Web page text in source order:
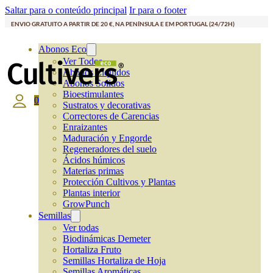
Saltar para o conteúdo principal Ir para o footer
ENVIO GRATUITO A PARTIR DE 20 €, NA PENÍNSULA E EM PORTUGAL (24/72H)
Abonos Eco
Ver Todos
Abonos Líquidos
Abonos Solidos
Bioestimulantes
Sustratos y decorativas
Correctores de Carencias
Enraizantes
Maduración y Engorde
Regeneradores del suelo
Ácidos húmicos
Materias primas
Protección Cultivos y Plantas
Plantas interior
GrowPunch
Semillas
Ver todas
Biodinámicas Demeter
Hortaliza Fruto
Semillas Hortaliza de Hoja
0